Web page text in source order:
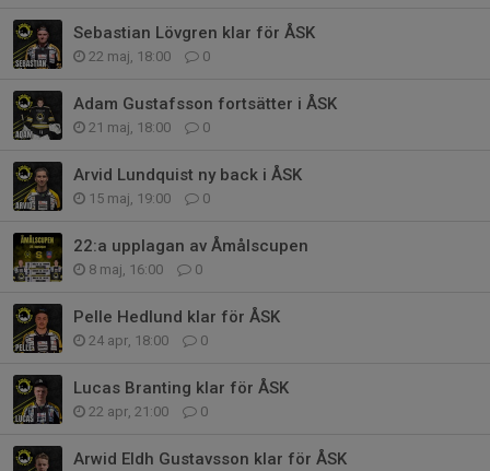
Sebastian Lövgren klar för ÅSK
22 maj, 18:00 0
Adam Gustafsson fortsätter i ÅSK
21 maj, 18:00 0
Arvid Lundquist ny back i ÅSK
15 maj, 19:00 0
22:a upplagan av Åmålscupen
8 maj, 16:00 0
Pelle Hedlund klar för ÅSK
24 apr, 18:00 0
Lucas Branting klar för ÅSK
22 apr, 21:00 0
Arwid Eldh Gustavsson klar för ÅSK